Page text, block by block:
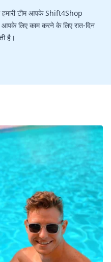
हमारी टीम आपके Shift4Shop
लिए काम करने के लिए रात-दिन
है।